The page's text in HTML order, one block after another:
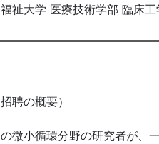
祉大学 医療技術学部 臨床
聘の概要）
微小循環分野の研究者が、